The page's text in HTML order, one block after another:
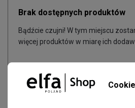
Brak dostępnych produktów
Bądźcie czujni! W tym miejscu
więcej produktów w miarę ich